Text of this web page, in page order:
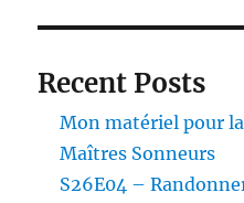
Recent Posts
Mon matériel pour la
Maîtres Sonneurs
S26E04 –